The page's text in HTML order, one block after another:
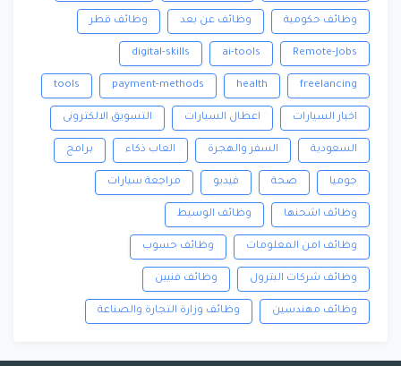
وظائف حكومية وظائف عن بعد وظائف قطر
Remote-Jobs
ai-tools
digital-skills
freelancing
health
payment-methods
tools
اخبار السيارات اعطال السيارات التسويق الالكترونى
السعودية السفر والهجرة العاب ذكاء برامج
جوميا صحة فيديو مراجعة سيارات
وظائف اشحنها وظائف الوسيط
وظائف امن المعلومات وظائف حسوب
وظائف شركات البترول وظائف فنيين
وظائف مهندسين وظائف وزارة التجارة والصناعة